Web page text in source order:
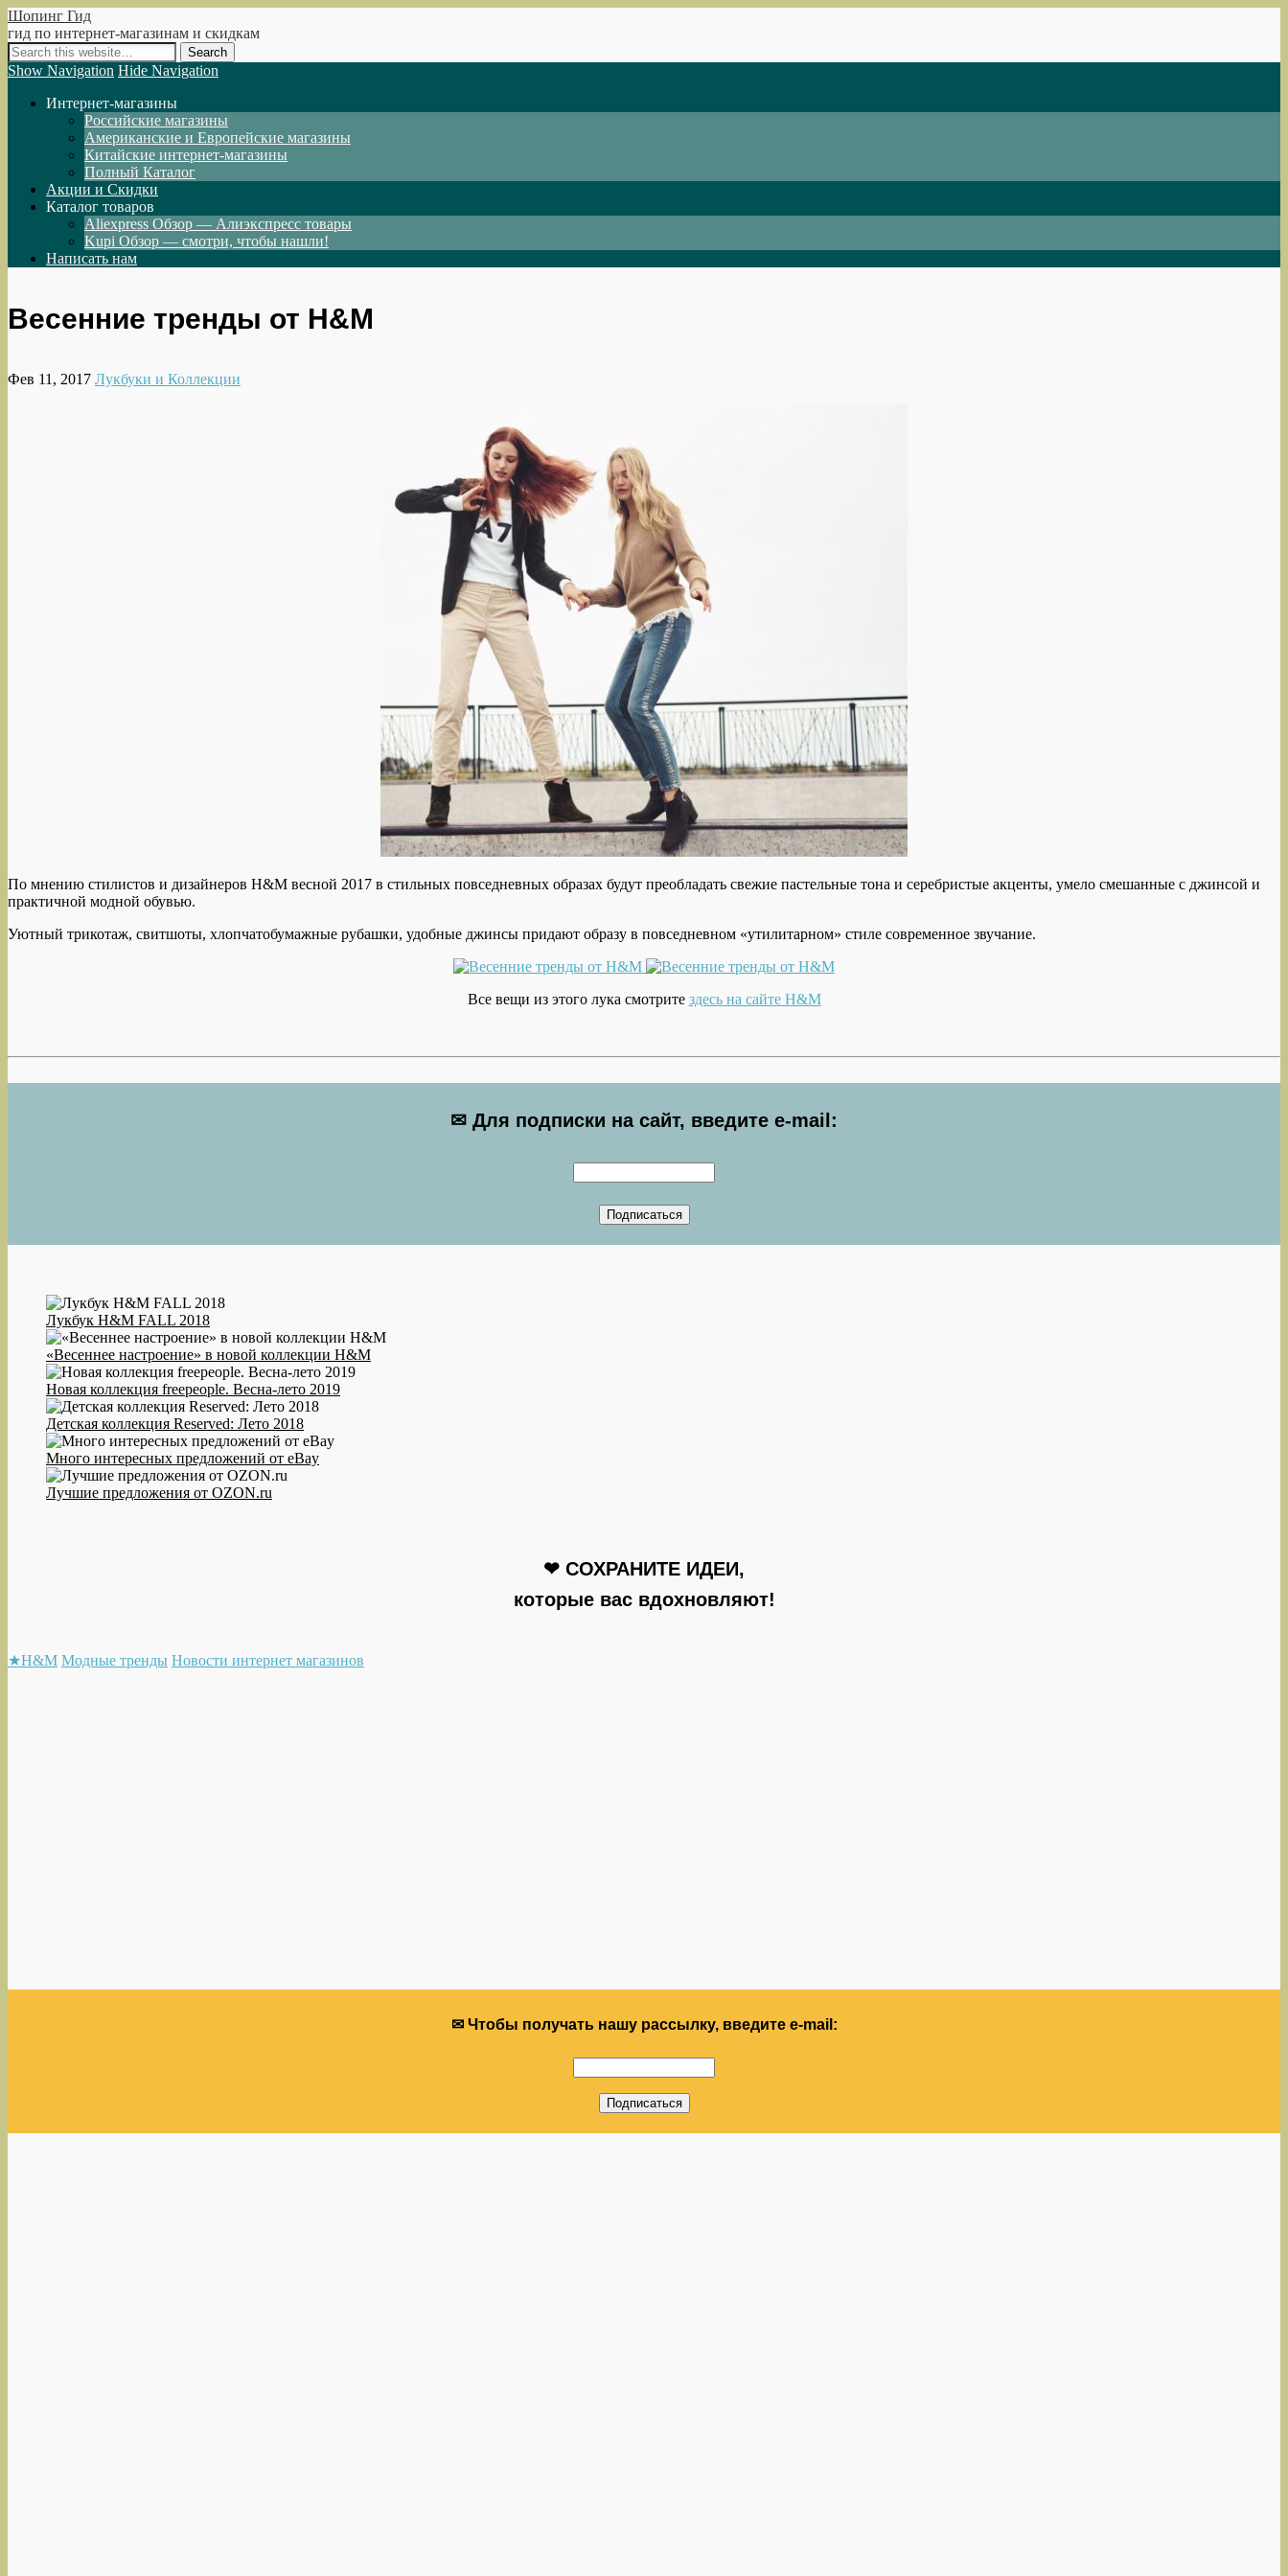
Шопинг Гид
гид по интернет-магазинам и скидкам
Show Navigation Hide Navigation
Интернет-магазины
Российские магазины
Американские и Европейские магазины
Китайские интернет-магазины
Полный Каталог
Акции и Скидки
Каталог товаров
Aliexpress Обзор — Алиэкспресс товары
Kupi Обзор — смотри, чтобы нашли!
Написать нам
Весенние тренды от H&M
Фев 11, 2017 Лукбуки и Коллекции
По мнению стилистов и дизайнеров H&M весной 2017 в стильных повседневных образах будут преобладать свежие пастельные тона и серебристые акценты, умело смешанные с джинсой и
практичной модной обувью.
Уютный трикотаж, свитшоты, хлопчатобумажные рубашки, удобные джинсы придают образу в повседневном «утилитарном» стиле современное звучание.
Все вещи из этого лука смотрите здесь на сайте H&M
✉ Для подписки на сайт, введите e-mail:
Лукбук H&M FALL 2018
«Весеннее настроение» в новой коллекции H&M
Новая коллекция freepeople. Весна-лето 2019
Детская коллекция Reserved: Лето 2018
Много интересных предложений от eBay
Лучшие предложения от OZON.ru
❤ СОХРАНИТЕ ИДЕИ,
которые вас вдохновляют!
★H&M Модные тренды Новости интернет магазинов
✉ Чтобы получать нашу рассылку, введите e-mail: